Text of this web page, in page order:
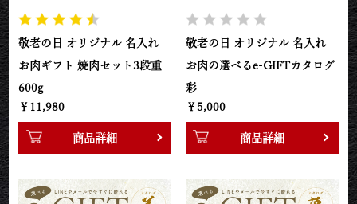
敬老の日 オリジナル 名入れ
お肉ギフト 焼肉セット3段重
600g
￥11,980
商品詳細
敬老の日 オリジナル 名入れ
お肉の選べるe-GIFTカタログ
彩
￥5,000
商品詳細